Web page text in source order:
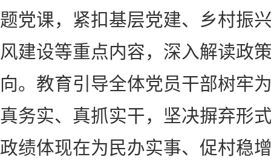
题党课，紧扣基层党建、乡村振
风建设等重点内容，深入解读政
向。教育引导全体党员干部树牢
真务实、真抓实干，坚决摒弃形
政绩体现在为民办实事、促村稳